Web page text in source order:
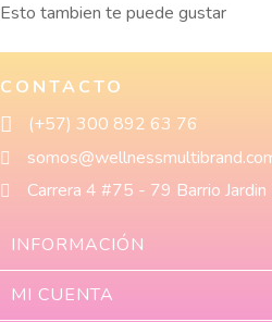
Esto tambien te puede gustar
CONTACTO
(+57) 300 892 63 76
Carrera 4 #75 - 79 Barrio
INFORMACIÓN
MI CUENTA